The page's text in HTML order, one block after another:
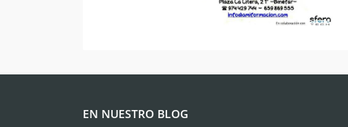
EN NUESTRO BLOG